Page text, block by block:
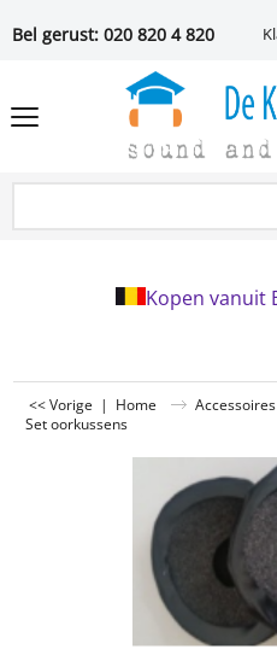
Bel gerust: 020 820 4 820
Kopen vanuit
<< Vorige | Home Accessoires
Set oorkussens